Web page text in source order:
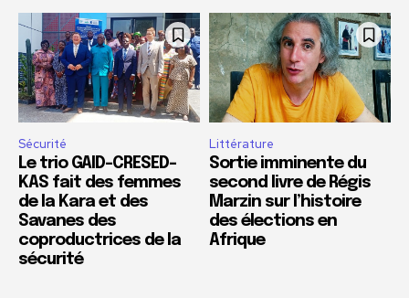
Sécurité
Le trio GAID-CRESED-
KAS fait des femmes
de la Kara et des
Savanes des
coproductrices de la
sécurité
Littérature
Sortie imminente du
second livre de Régis
Marzin sur l’histoire
des élections en
Afrique